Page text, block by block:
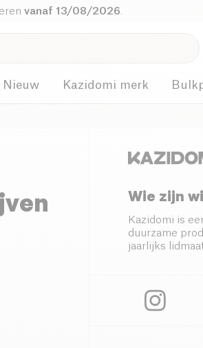
vanaf 13/08/2026
Nieuw Kazidomi merk
Wie zijn
Kazidomi is
duurzame
jaarlijks